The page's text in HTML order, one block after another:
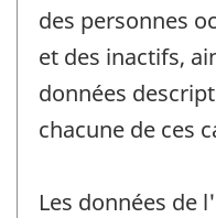
des personnes
et des inactifs,
données
chacune de ces
Les données de